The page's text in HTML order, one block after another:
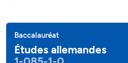
Baccalauréat
Études allemandes